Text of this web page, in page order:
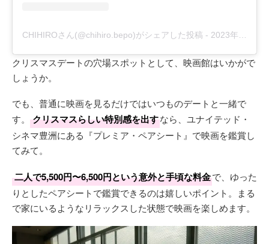
CHIHIROさん(@chihiro.bepo)がシェアした投稿 - 2023年 6月月6日午前5時22分PDT
クリスマスデートの穴場スポットとして、映画館はいかがで
しょうか。
でも、普通に映画を見るだけではいつものデートと一緒で
す。
クリスマスらしい特別感を出すなら、ユナイテッド・
シネマ豊洲にある『プレミア・ペアシート』で映画を鑑賞し
てみて。
二人で5,500円〜6,500円という意外と手頃な料金で、ゆった
りとしたペアシートで鑑賞できるのは嬉しいポイント。まる
で家にいるようなリラックスした状態で映画を楽しめます。